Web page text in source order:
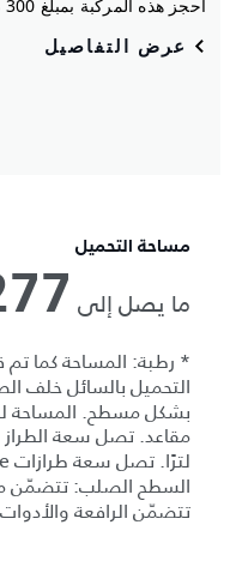
مساحة التحميل
ما يصل إلى
* رطبة: المساحة كما
التحميل بالسائل خلف
بشكل مسطح. المساحة
السطح الصلب: تتضمّن
تتضمّن الرافعة